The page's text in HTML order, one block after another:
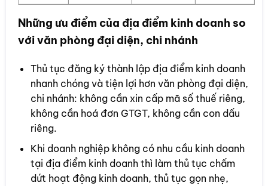
Những ưu điểm của địa điểm kinh doanh so
với văn phòng đại diện, chi nhánh
Thủ tục đăng ký thành lập địa điểm kinh doanh
nhanh chóng và tiện lợi hơn văn phòng đại diện,
chi nhánh: không cần xin cấp mã số thuế riêng,
không cần hoá đơn GTGT, không cần con dấu
riêng.
Khi doanh nghiệp không có nhu cầu kinh doanh
tại địa điểm kinh doanh thì làm thủ tục chấm
dứt hoạt động kinh doanh, thủ tục gọn nhẹ,